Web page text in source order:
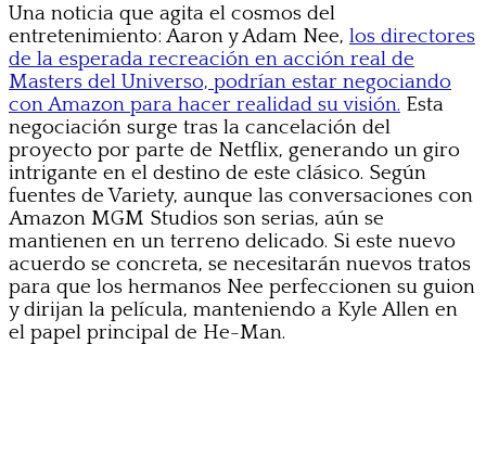
Una noticia que agita el cosmos del
entretenimiento: Aaron y Adam Nee, los directores
de la esperada recreación en acción real de
Masters del Universo, podrían estar negociando
con Amazon para hacer realidad su visión. Esta
negociación surge tras la cancelación del
proyecto por parte de Netflix, generando un giro
intrigante en el destino de este clásico. Según
fuentes de Variety, aunque las conversaciones con
Amazon MGM Studios son serias, aún se
mantienen en un terreno delicado. Si este nuevo
acuerdo se concreta, se necesitarán nuevos tratos
para que los hermanos Nee perfeccionen su guion
y dirijan la película, manteniendo a Kyle Allen en
el papel principal de He-Man.